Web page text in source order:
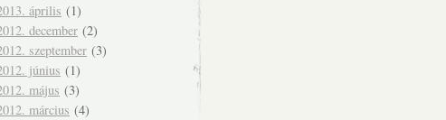
április (1)
december (2)
szeptember (3)
június (1)
május (3)
március (4)